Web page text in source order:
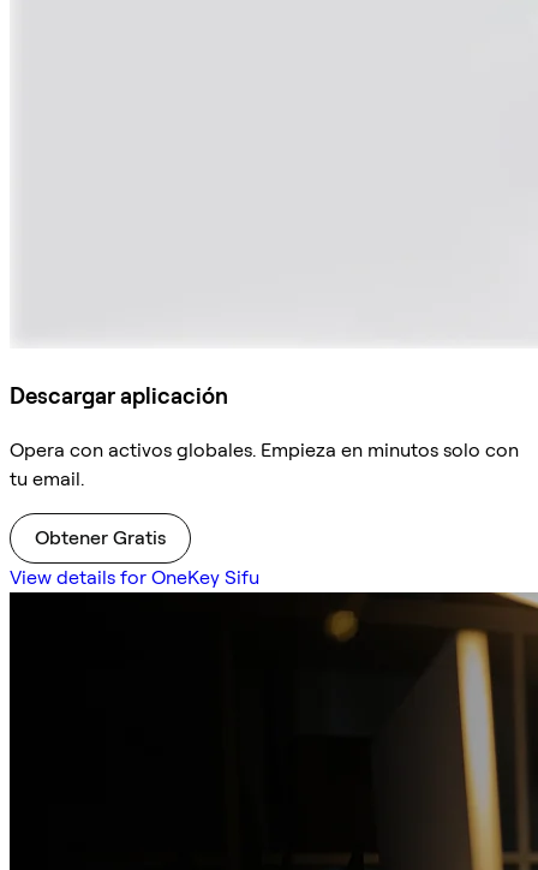
Descargar aplicación
Opera con activos globales. Empieza en minutos solo con
tu email.
Obtener Gratis
View details for OneKey Sifu